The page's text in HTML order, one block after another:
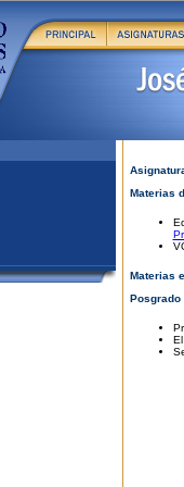
Materias
Materias
Posgrado